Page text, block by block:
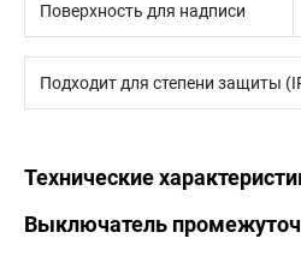
Поверхность для надписи
Подходит для степени защиты
Технические
Выключатель